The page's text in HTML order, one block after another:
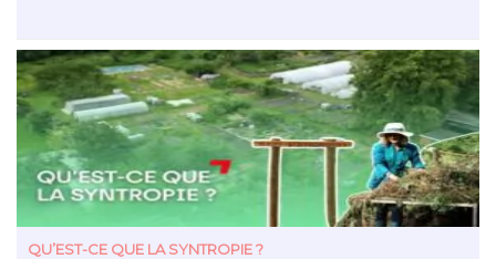
EN SAVOIR PLUS
QU’EST-CE QUE LA SYNTROPIE ?